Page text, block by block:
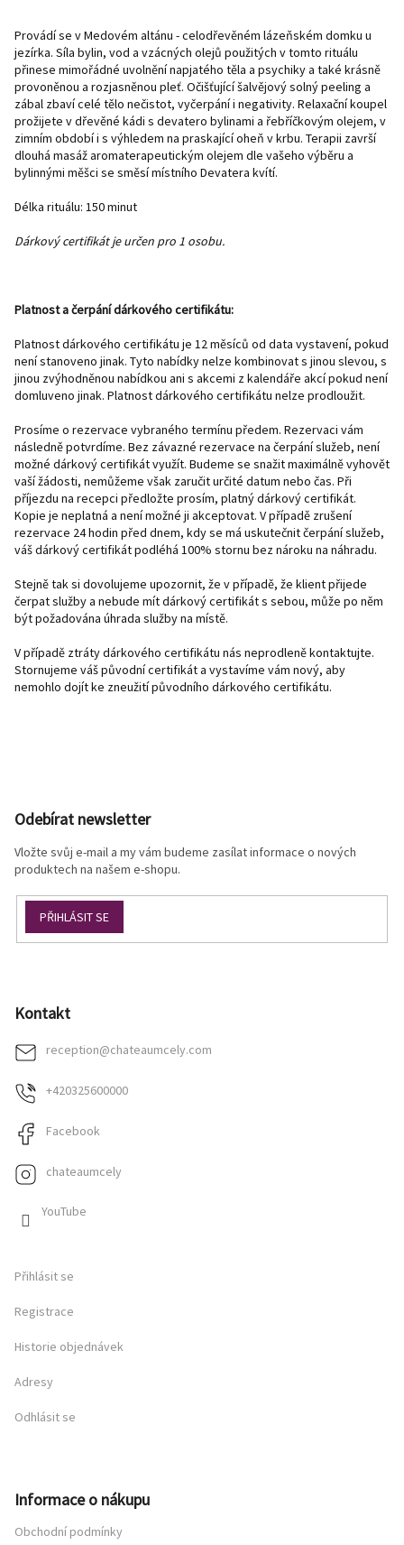
Provádí se v Medovém altánu - celodřevěném lázeňském domku u
jezírka. Síla bylin, vod a vzácných olejů použitých v tomto rituálu
přinese mimořádné uvolnění napjatého těla a psychiky a také krásně
provoněnou a rozjasněnou pleť. Očišťující šalvějový solný peeling a
zábal zbaví celé tělo nečistot, vyčerpání i negativity. Relaxační koupel
prožijete v dřevěné kádi s devatero bylinami a řebříčkovým olejem, v
zimním období i s výhledem na praskající oheň v krbu. Terapii završí
dlouhá masáž aromaterapeutickým olejem dle vašeho výběru a
bylinnými měšci se směsí místního Devatera kvítí.
Délka rituálu: 150 minut
Dárkový certifikát je určen pro 1 osobu.
Platnost a čerpání dárkového certifikátu:
Platnost dárkového certifikátu je 12 měsíců od data vystavení, pokud
není stanoveno jinak. Tyto nabídky nelze kombinovat s jinou slevou, s
jinou zvýhodněnou nabídkou ani s akcemi z kalendáře akcí pokud není
domluveno jinak. Platnost dárkového certifikátu nelze prodloužit.
Prosíme o rezervace vybraného termínu předem. Rezervaci vám
následně potvrdíme. Bez závazné rezervace na čerpání služeb, není
možné dárkový certifikát využít. Budeme se snažit maximálně vyhovět
vaší žádosti, nemůžeme však zaručit určité datum nebo čas. Při
příjezdu na recepci předložte prosím, platný dárkový certifikát.
Kopie je neplatná a není možné ji akceptovat. V případě zrušení
rezervace 24 hodin před dnem, kdy se má uskutečnit čerpání služeb,
váš dárkový certifikát podléhá 100% stornu bez nároku na náhradu.
Stejně tak si dovolujeme upozornit, že v případě, že klient přijede
čerpat služby a nebude mít dárkový certifikát s sebou, může po něm
být požadována úhrada služby na místě.
V případě ztráty dárkového certifikátu nás neprodleně kontaktujte.
Stornujeme váš původní certifikát a vystavíme vám nový, aby
nemohlo dojít ke zneužití původního dárkového certifikátu.
Odebírat newsletter
Vložte svůj e-mail a my vám budeme zasílat informace o nových
produktech na našem e-shopu.
PŘIHLÁSIT SE
Kontakt
reception@chateaumcely.com
+420325600000
Facebook
chateaumcely
YouTube
Přihlásit se
Registrace
Historie objednávek
Adresy
Odhlásit se
Informace o nákupu
Obchodní podmínky